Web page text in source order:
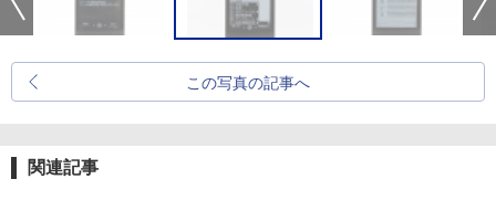
この写真の記事へ
関連記事